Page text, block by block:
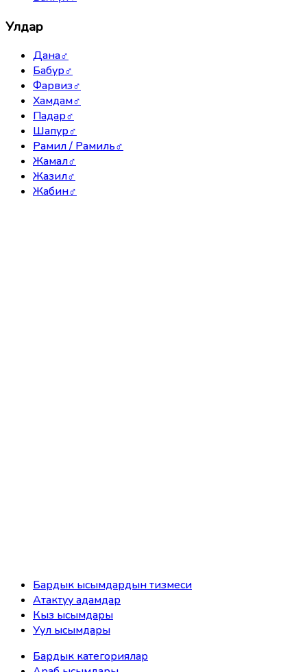
Улдар
Дана♂
Бабур♂
Фарвиз♂
Хамдам♂
Падар♂
Шапур♂
Рамил / Рамиль♂
Жамал♂
Жазил♂
Жабин♂
Бардык ысымдардын тизмеси
Атактуу адамдар
Кыз ысымдары
Уул ысымдары
Бардык категориялар